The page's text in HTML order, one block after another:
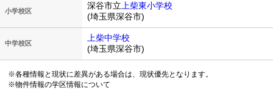
小学校区
深谷市立 上柴東小学校
(埼玉県深谷市)
中学校区
上柴中学校
(埼玉県深谷市)
※各種情報と現状に差異がある場合は、現状優先となります。
※物件情報の学区情報について